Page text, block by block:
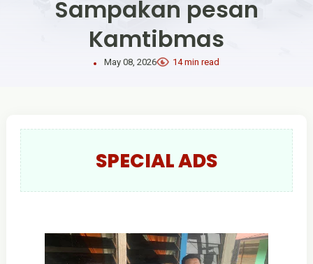
Sampakan pesan
Kamtibmas
May 08, 2026 14 min read
SPECIAL ADS